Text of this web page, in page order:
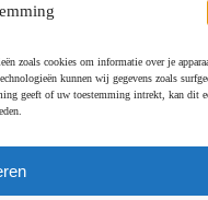
zoals cookies om informatie over je
kunnen wij gegevens zoals
geeft of uw toestemming intrekt, kan dit